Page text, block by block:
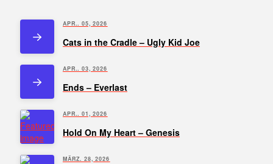
APR.. 05, 2026
Cats in the Cradle – Ugly Kid Joe
APR.. 03, 2026
Ends – Everlast
APR.. 01, 2026
Hold On My Heart – Genesis
MÄRZ. 28, 2026